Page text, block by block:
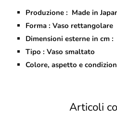
Produzione : Made in
Forma : Vaso rettangolare
Dimensioni esterne in cm
Tipo : Vaso smaltato
Colore, aspetto e
Articoli